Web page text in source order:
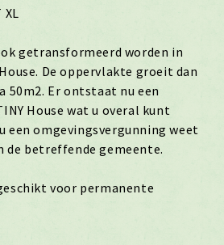
XL
getransformeerd worden in
De oppervlakte groeit dan
50m2. Er ontstaat nu een
House wat u overal kunt
een omgevingsvergunning weet
de betreffende gemeente.
voor permanente